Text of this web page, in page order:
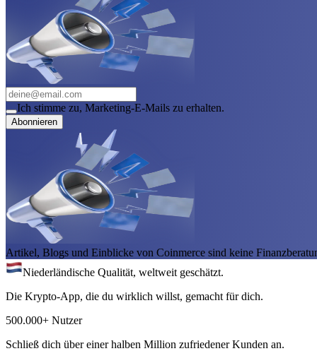
Ich stimme zu, Marketing-E-Mails zu erhalten.
Abonnieren
Artikel, Blogs und Einblicke von Coinmerce sind keine
Niederländische Qualität, weltweit geschätzt.
Die Krypto-App, die du wirklich willst, gemacht für dich.
500.000+ Nutzer
Schließ dich über einer halben Million zufriedener Kunden an.